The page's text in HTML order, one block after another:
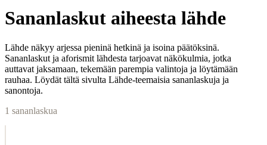
Sananlaskut aiheesta lähde
Lähde näkyy arjessa pieninä hetkinä ja isoina päätöksinä.
Sananlaskut ja aforismit lähdesta tarjoavat näkökulmia, jotka
auttavat jaksamaan, tekemään parempia valintoja ja löytämään
rauhaa. Löydät tältä sivulta Lähde-teemaisia sananlaskuja ja
sanontoja.
1 sananlaskua